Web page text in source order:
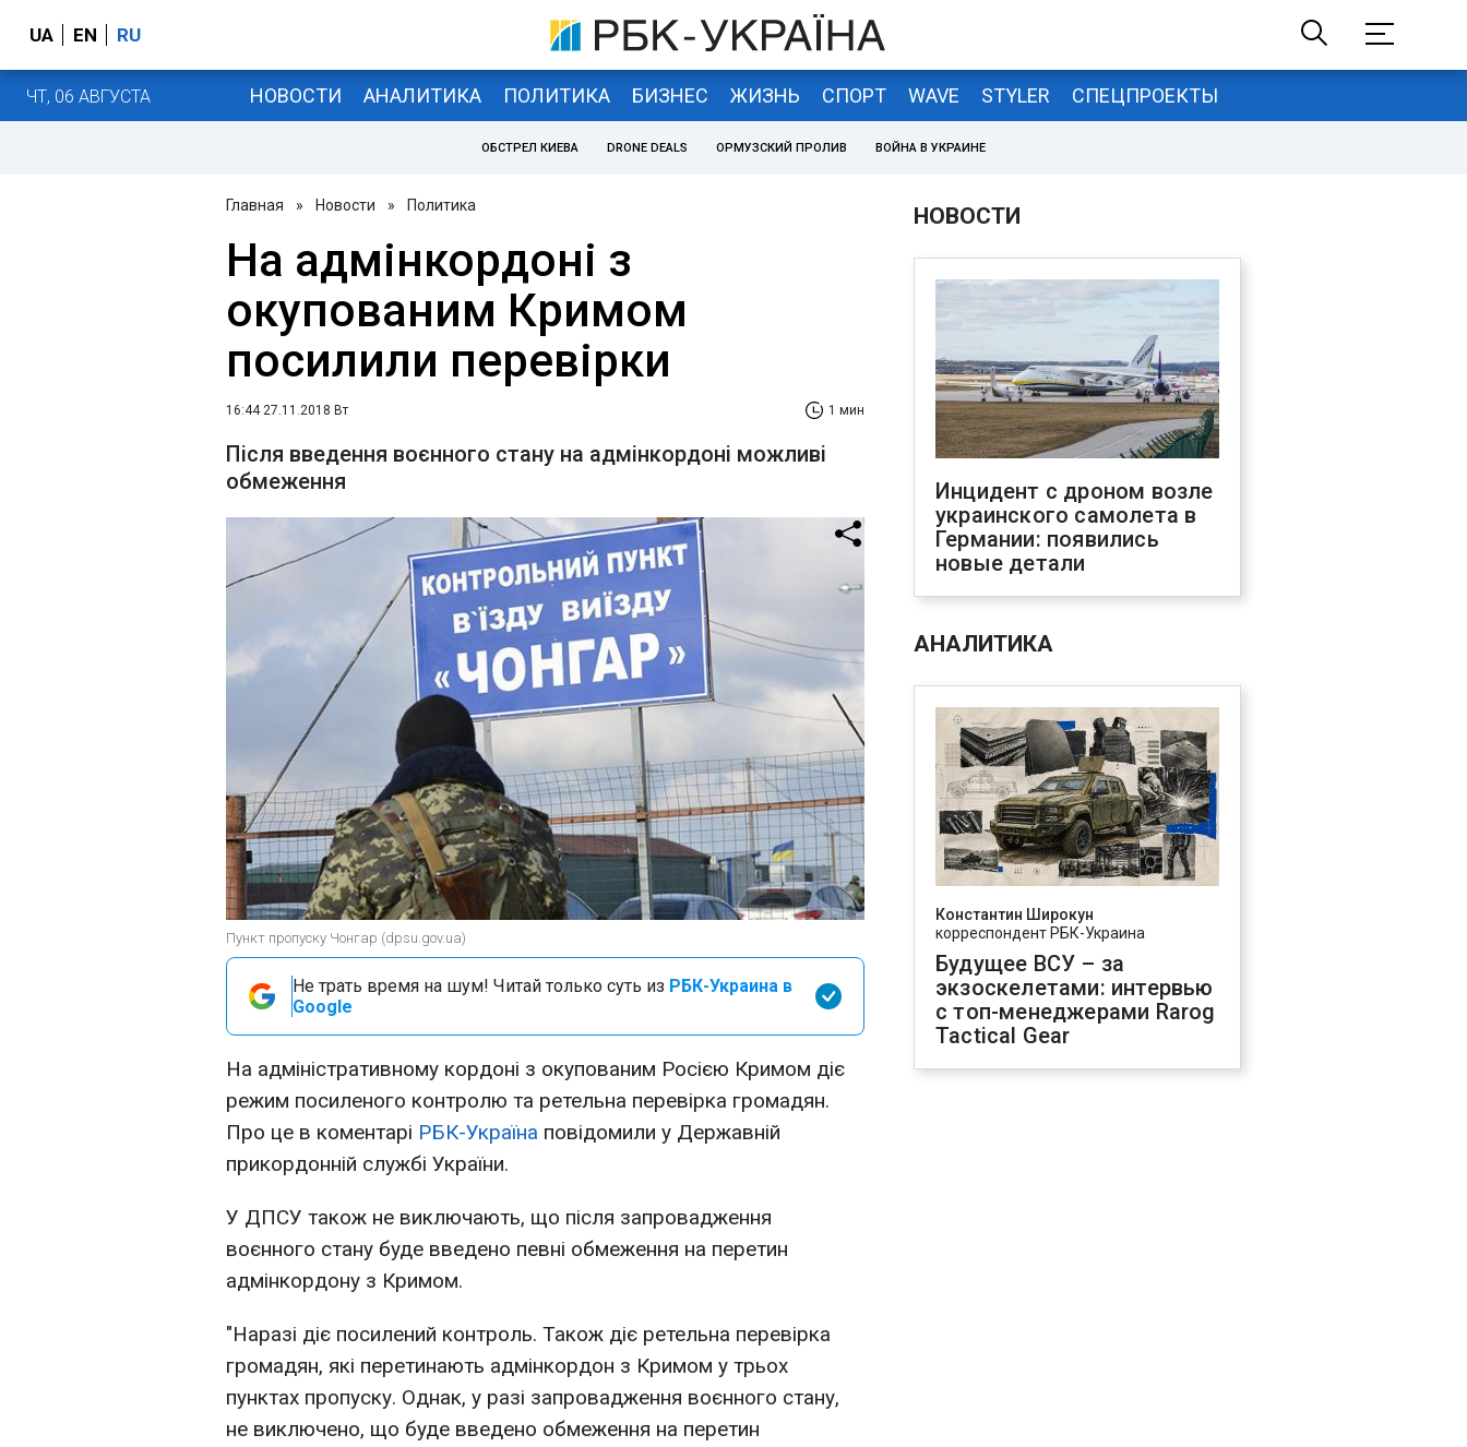
UA EN RU
ЧТ, 06 АВГУСТА НОВОСТИ АНАЛИТИКА ПОЛИТИКА БИЗНЕС ЖИЗНЬ СПОРТ WAVE STYLER СПЕЦПРОЕКТЫ
ОБСТРЕЛ КИЕВА DRONE DEALS ОРМУЗСКИЙ ПРОЛИВ ВОЙНА В УКРАИНЕ
Главная » Новости » Политика
На адмінкордоні з
окупованим Кримом
посилили перевірки
16:44 27.11.2018 Вт 1 мин
Після введення воєнного стану на адмінкордоні можливі
обмеження
Пункт пропуску Чонгар (dpsu.gov.ua)
Не трать время на шум! Читай только суть из РБК-Украина в
Google
На адміністративному кордоні з окупованим Росією Кримом діє
режим посиленого контролю та ретельна перевірка громадян.
Про це в коментарі РБК-Україна повідомили у Державній
прикордонній службі України.
У ДПСУ також не виключають, що після запровадження
воєнного стану буде введено певні обмеження на перетин
адмінкордону з Кримом.
"Наразі діє посилений контроль. Також діє ретельна перевірка
громадян, які перетинають адмінкордон з Кримом у трьох
пунктах пропуску. Однак, у разі запровадження воєнного стану,
не виключено, що буде введено обмеження на перетин
НОВОСТИ
Инцидент с дроном возле
украинского самолета в
Германии: появились
новые детали
АНАЛИТИКА
Константин Широкун
корреспондент РБК-Украина
Будущее ВСУ – за
экзоскелетами: интервью
с топ-менеджерами Rarog
Tactical Gear